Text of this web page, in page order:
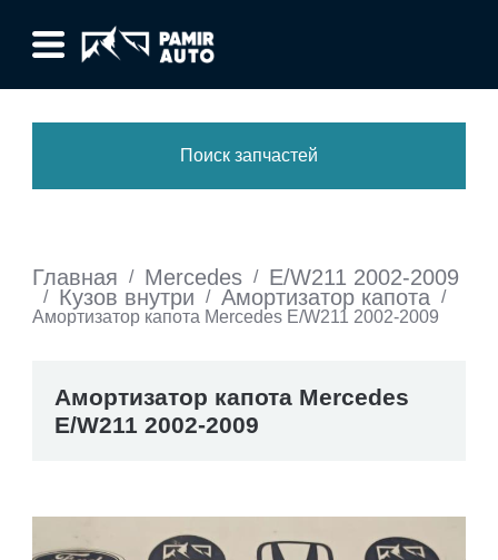
Поиск запчастей
Главная / Mercedes / E/W211 2002-2009
/ Кузов внутри / Амортизатор капота /
Амортизатор капота Mercedes E/W211 2002-2009
Амортизатор капота Mercedes
E/W211 2002-2009